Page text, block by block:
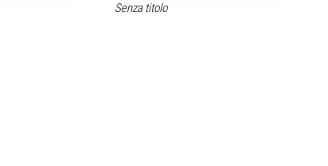
Senza titolo